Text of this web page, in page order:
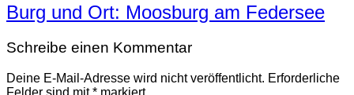
Burg und Ort: Moosburg am Federsee
Schreibe einen Kommentar
Deine E-Mail-Adresse wird nicht veröffentlicht. Erforderliche
Felder sind mit* markiert